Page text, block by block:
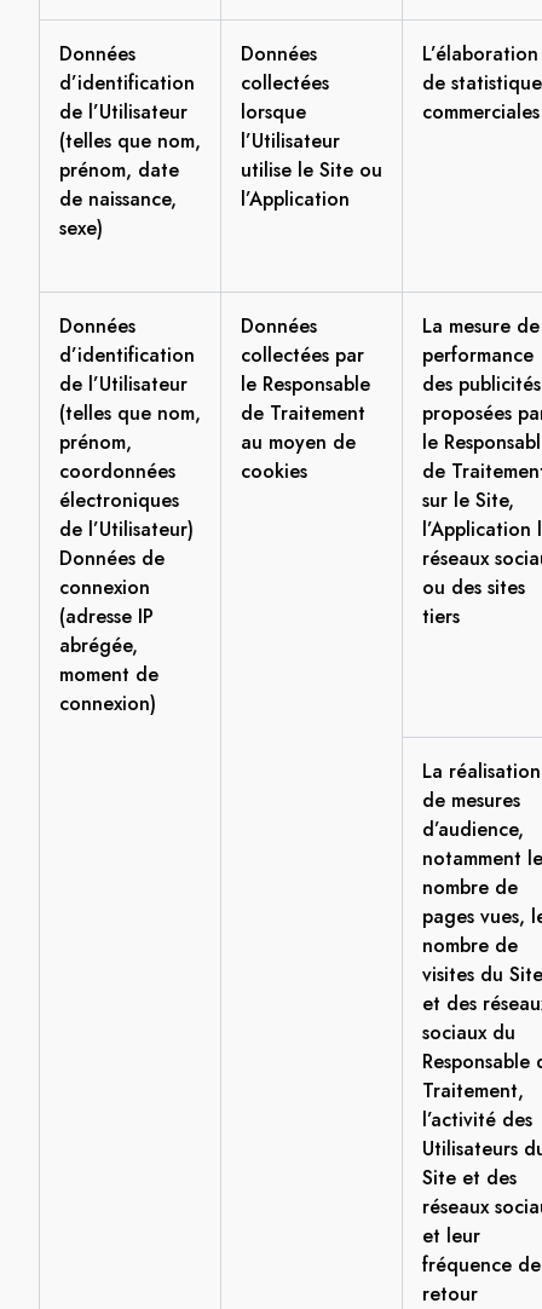
Données
d’identification
de l’Utilisateur
(telles que nom,
prénom, date
de naissance,
sexe)
Données
collectées
lorsque
l’Utilisateur
utilise le Site ou
l’Application
L’élaboration
de
commerciales
Données
d’identification
de l’Utilisateur
(telles que nom,
prénom,
coordonnées
électroniques
de l’Utilisateur)
Données de
connexion
(adresse IP
abrégée,
moment de
connexion)
Données
collectées par
le Responsable
de Traitement
au moyen de
cookies
La mesure
performance
des publicités
proposées
le
de
sur le Site,
l’Application
réseaux
ou des sites
tiers
La réalisation
de mesures
d’audience,
notamment le
nombre de
pages vues,
nombre de
visites du Site
et des
sociaux du
Responsable
Traitement,
l’activité des
Utilisateurs
Site et des
réseaux
et leur
fréquence de
retour